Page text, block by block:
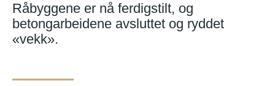
Råbyggene er nå ferdigstilt, og
betongarbeidene avsluttet og ryddet
«vekk».